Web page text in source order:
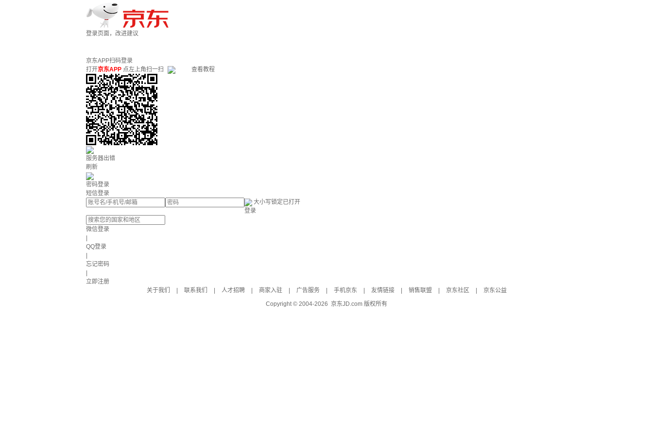
登录页面，改进建议
京东APP扫码登录
打开京东APP 点左上角扫一扫 查看教程
服务器出错
刷新
密码登录
短信登录
大小写锁定已打开
登录
微信登录
QQ登录
忘记密码
立即注册
关于我们
联系我们 人才招聘 商家入驻 广告服务 手机京东 友情链接 销售联盟 京东社区
京东公益
Copyright © 2004-2026 京东JD.com 版权所有